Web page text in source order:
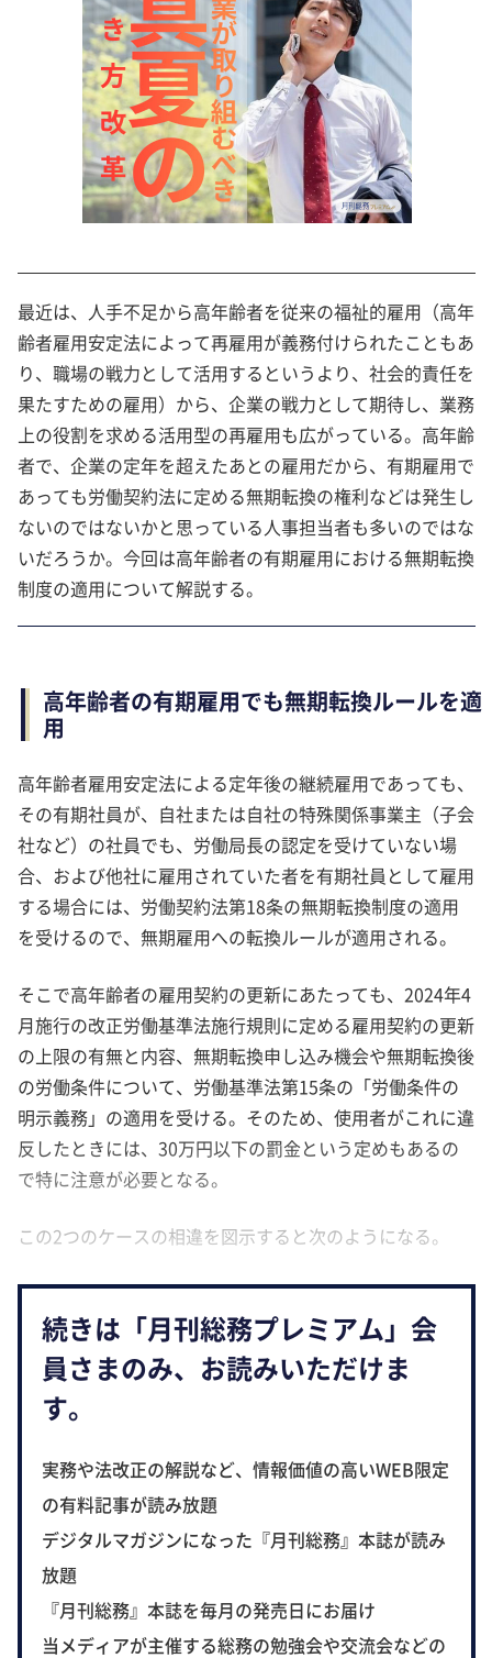
最近は、人手不足から高年齢者を従来の福祉的雇用（高年
齢者雇用安定法によって再雇用が義務付けられたこともあ
り、職場の戦力として活用するというより、社会的責任を
果たすための雇用）から、企業の戦力として期待し、業務
上の役割を求める活用型の再雇用も広がっている。高年齢
者で、企業の定年を超えたあとの雇用だから、有期雇用で
あっても労働契約法に定める無期転換の権利などは発生し
ないのではないかと思っている人事担当者も多いのではな
いだろうか。今回は高年齢者の有期雇用における無期転換
制度の適用について解説する。
高年齢者の有期雇用でも無期転換ルールを適
用
高年齢者雇用安定法による定年後の継続雇用であっても、
その有期社員が、自社または自社の特殊関係事業主（子会
社など）の社員でも、労働局長の認定を受けていない場
合、および他社に雇用されていた者を有期社員として雇用
する場合には、労働契約法第18条の無期転換制度の適用
を受けるので、無期雇用への転換ルールが適用される。
そこで高年齢者の雇用契約の更新にあたっても、2024年4
月施行の改正労働基準法施行規則に定める雇用契約の更新
の上限の有無と内容、無期転換申し込み機会や無期転換後
の労働条件について、労働基準法第15条の「労働条件の
明示義務」の適用を受ける。そのため、使用者がこれに違
反したときには、30万円以下の罰金という定めもあるの
で特に注意が必要となる。
この2つのケースの相違を図示すると次のようになる。
続きは「月刊総務プレミアム」会
員さまのみ、お読みいただけま
す。
実務や法改正の解説など、情報価値の高いWEB限定
の有料記事が読み放題
デジタルマガジンになった『月刊総務』本誌が読み
放題
『月刊総務』本誌を毎月の発売日にお届け
当メディアが主催する総務の勉強会や交流会などの